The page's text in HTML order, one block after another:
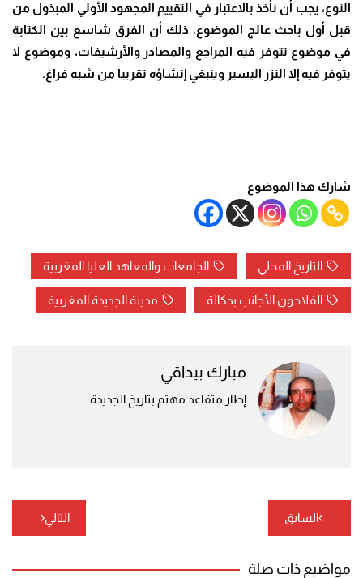
النوع، يجب أن نأخذ بالاعتبار في التقييم المجهود الأولي المبذول من
قبل أول باحث عالج الموضوع. ذلك أن الفرق شاسع بين الكتابة
في موضوع تتوفر فيه المراجع والمصادر والأرشيفات، وموضوع لا
يتوفر فيه إلا النزر اليسير وينبغي إنشاؤه تقريبا من شبه فراغ.
شارك هذا الموضوع
التاريخ المحلي الجامعات والمعاهد العليا المغربية
الفلاحون الأجانب بدكالة مدينة الجديدة المغربية
مبارك بيداقي
إطار متقاعد مهتم بتاريخ الجديدة
تصفّح
المقالات
السابق التالي
مواضيع ذات صلة